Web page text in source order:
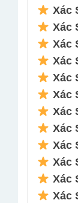
Xác
Xác
Xác
Xác
Xác
Xác
Xác
Xác
Xác
Xác
Xác
Xác